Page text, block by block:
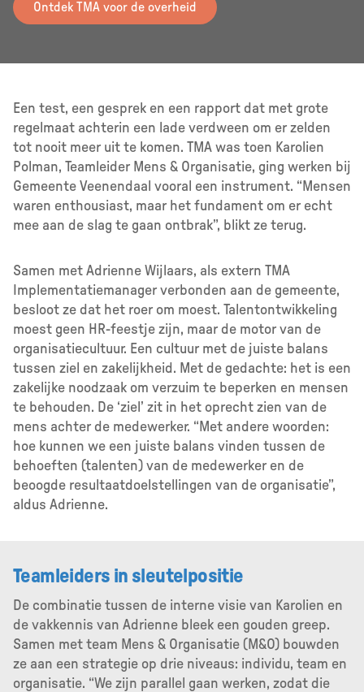
Ontdek TMA voor de overheid
Een test, een gesprek en een rapport dat met grote
regelmaat achterin een lade verdween om er zelden
tot nooit meer uit te komen. TMA was toen Karolien
Polman, Teamleider Mens & Organisatie, ging werken bij
Gemeente Veenendaal vooral een instrument. “Mensen
waren enthousiast, maar het fundament om er echt
mee aan de slag te gaan ontbrak”, blikt ze terug.
Samen met Adrienne Wijlaars, als extern TMA
Implementatiemanager verbonden aan de gemeente,
besloot ze dat het roer om moest. Talentontwikkeling
moest geen HR-feestje zijn, maar de motor van de
organisatiecultuur. Een cultuur met de juiste balans
tussen ziel en zakelijkheid. Met de gedachte: het is een
zakelijke noodzaak om verzuim te beperken en mensen
te behouden. De ‘ziel’ zit in het oprecht zien van de
mens achter de medewerker. “Met andere woorden:
hoe kunnen we een juiste balans vinden tussen de
behoeften (talenten) van de medewerker en de
beoogde resultaatdoelstellingen van de organisatie”,
aldus Adrienne.
Teamleiders in sleutelpositie
De combinatie tussen de interne visie van Karolien en
de vakkennis van Adrienne bleek een gouden greep.
Samen met team Mens & Organisatie (M&O) bouwden
ze aan een strategie op drie niveaus: individu, team en
organisatie. “We zijn parallel gaan werken, zodat die